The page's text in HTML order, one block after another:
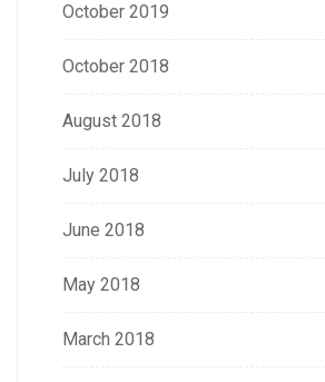
October 2019
October 2018
August 2018
July 2018
June 2018
May 2018
March 2018